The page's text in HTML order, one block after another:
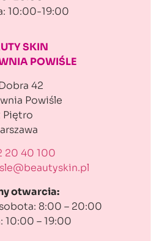
10:00-19:00
SKIN
POWIŚLE
42
Powiśle
Piętro
20 40 100
otwarcia:
8:00 – 20:00
10:00 – 19:00